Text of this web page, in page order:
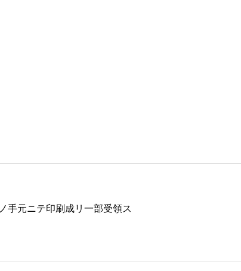
元ニテ印刷成リ一部受領ス